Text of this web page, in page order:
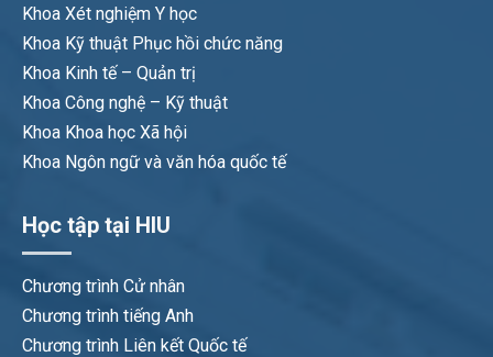
Khoa Xét nghiệm Y học
Khoa Kỹ thuật Phục hồi chức năng
Khoa Kinh tế – Quản trị
Khoa Công nghệ – Kỹ thuật
Khoa Khoa học Xã hội
Khoa Ngôn ngữ và văn hóa quốc tế
Học tập tại HIU
Chương trình Cử nhân
Chương trình tiếng Anh
Chương trình Liên kết Quốc tế